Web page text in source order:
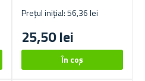
Prețul inițial: 56,36 lei
25,50 lei